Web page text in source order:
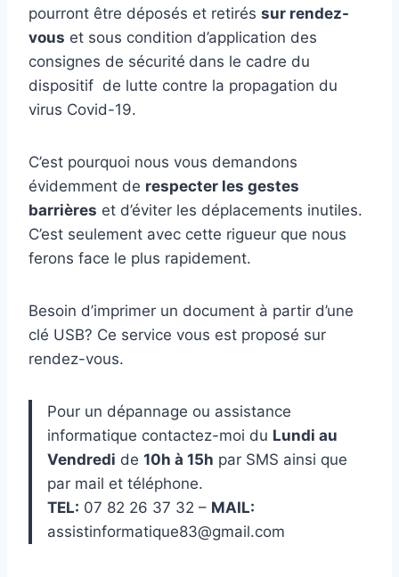
pourront être déposés et retirés sur rendez-
vous et sous condition d’application des
consignes de sécurité dans le cadre du
dispositif de lutte contre la propagation du
virus Covid-19.
C’est pourquoi nous vous demandons
évidemment de respecter les gestes
barrières et d’éviter les déplacements inutiles.
C’est seulement avec cette rigueur que nous
ferons face le plus rapidement.
Besoin d’imprimer un document à partir d’une
clé USB? Ce service vous est proposé sur
rendez-vous.
Pour un dépannage ou assistance
informatique contactez-moi du Lundi au
Vendredi de 10h à 15h par SMS ainsi que
par mail et téléphone.
TEL: 07 82 26 37 32 – MAIL:
assistinformatique83@gmail.com